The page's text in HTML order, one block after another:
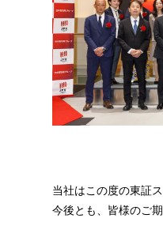
当社はこの度の東証
今後とも、皆様のご